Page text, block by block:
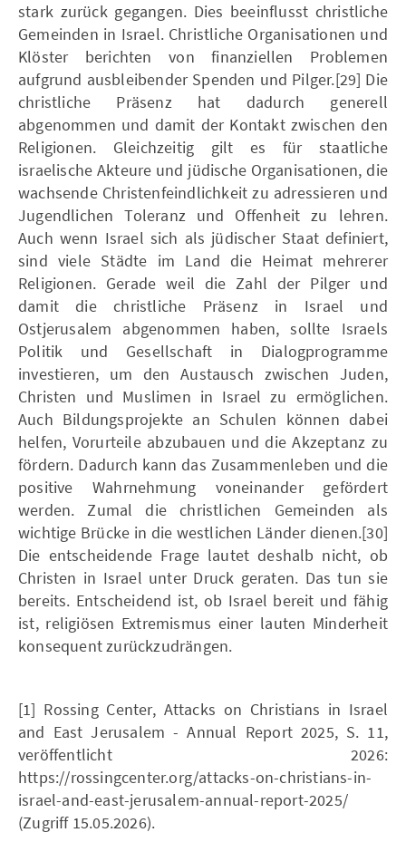
stark zurück gegangen. Dies beeinflusst christliche
Gemeinden in Israel. Christliche Organisationen und
Klöster berichten von finanziellen Problemen
aufgrund ausbleibender Spenden und Pilger.[29] Die
christliche Präsenz hat dadurch generell
abgenommen und damit der Kontakt zwischen den
Religionen. Gleichzeitig gilt es für staatliche
israelische Akteure und jüdische Organisationen, die
wachsende Christenfeindlichkeit zu adressieren und
Jugendlichen Toleranz und Offenheit zu lehren.
Auch wenn Israel sich als jüdischer Staat definiert,
sind viele Städte im Land die Heimat mehrerer
Religionen. Gerade weil die Zahl der Pilger und
damit die christliche Präsenz in Israel und
Ostjerusalem abgenommen haben, sollte Israels
Politik und Gesellschaft in Dialogprogramme
investieren, um den Austausch zwischen Juden,
Christen und Muslimen in Israel zu ermöglichen.
Auch Bildungsprojekte an Schulen können dabei
helfen, Vorurteile abzubauen und die Akzeptanz zu
fördern. Dadurch kann das Zusammenleben und die
positive Wahrnehmung voneinander gefördert
werden. Zumal die christlichen Gemeinden als
wichtige Brücke in die westlichen Länder dienen.[30]
Die entscheidende Frage lautet deshalb nicht, ob
Christen in Israel unter Druck geraten. Das tun sie
bereits. Entscheidend ist, ob Israel bereit und fähig
ist, religiösen Extremismus einer lauten Minderheit
konsequent zurückzudrängen.
[1] Rossing Center, Attacks on Christians in Israel
and East Jerusalem - Annual Report 2025, S. 11,
veröffentlicht 2026:
https://rossingcenter.org/attacks-on-christians-in-
israel-and-east-jerusalem-annual-report-2025/
(Zugriff 15.05.2026).